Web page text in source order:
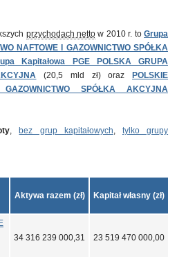
przychodach nettow 2010 r. toGrupa
NAFTOWE I GAZOWNICTWO SPÓŁKA
Kapitałowa PGE POLSKA GRUPA
(20,5 mld zł) oraz
POLSKIE
SPÓŁKA AKCYJNA
, bez grup kapitałowych, tylko grupy
Aktywa razem (zł) Kapitał własny (zł)
34 316 239 000,31 23 519 470 000,00